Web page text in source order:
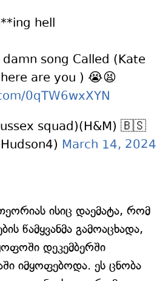
hell
song Called (Kate
are you ) 😭😫
0qTW6wxXYN
squad)(H&M) 🇧🇸
March 14, 2024
ისიც დაემატა, რომ
წამყვანმა გამოაცხადა,
დეკემბერში
იმყოფებოდა. ეს ცნობა